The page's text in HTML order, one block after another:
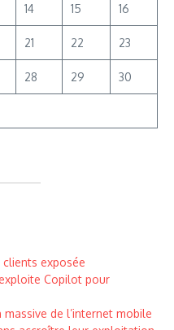
14 15 16
21 22 23
28 29 30
clients exposée
Copilot pour
de l’internet mobile